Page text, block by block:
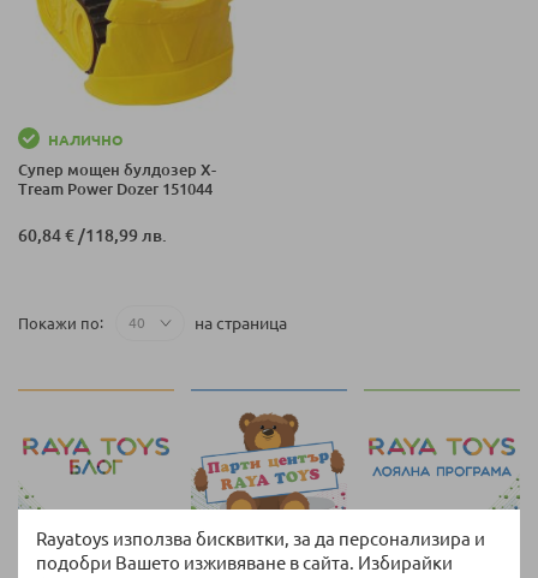
Rayatoys използва бисквитки, за да персонализира и
подобри Вашето изживяване в сайта. Избирайки
НАЛИЧНО
Супер мощен булдозер X-
Tream Power Dozer 151044
60,84 € /118,99 лв.
Покажи по на страница